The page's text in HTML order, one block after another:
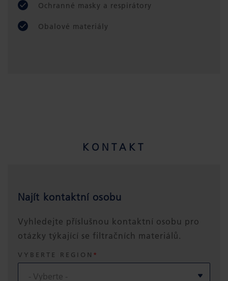
Ochranné masky a respirátory
Obalové materiály
KONTAKT
Najít kontaktní osobu
Vyhledejte příslušnou kontaktní osobu pro
otázky týkající se filtračních materiálů.
VYBERTE REGION